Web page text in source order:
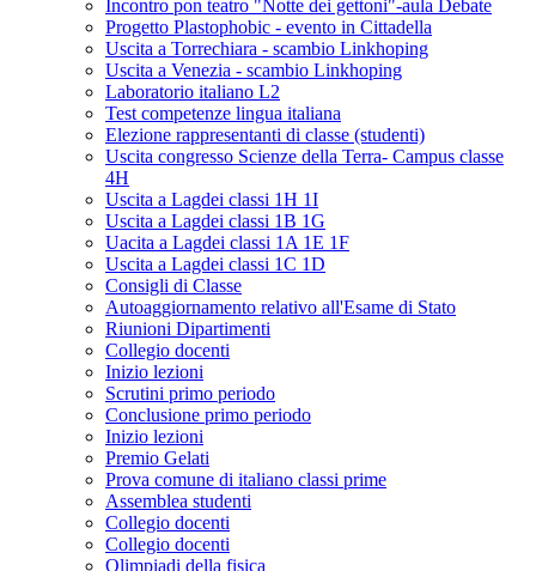
Incontro pon teatro "Notte dei gettoni"-aula Debate
Progetto Plastophobic - evento in Cittadella
Uscita a Torrechiara - scambio Linkhoping
Uscita a Venezia - scambio Linkhoping
Laboratorio italiano L2
Test competenze lingua italiana
Elezione rappresentanti di classe (studenti)
Uscita congresso Scienze della Terra- Campus classe
4H
Uscita a Lagdei classi 1H 1I
Uscita a Lagdei classi 1B 1G
Uacita a Lagdei classi 1A 1E 1F
Uscita a Lagdei classi 1C 1D
Consigli di Classe
Autoaggiornamento relativo all'Esame di Stato
Riunioni Dipartimenti
Collegio docenti
Inizio lezioni
Scrutini primo periodo
Conclusione primo periodo
Inizio lezioni
Premio Gelati
Prova comune di italiano classi prime
Assemblea studenti
Collegio docenti
Collegio docenti
Olimpiadi della fisica